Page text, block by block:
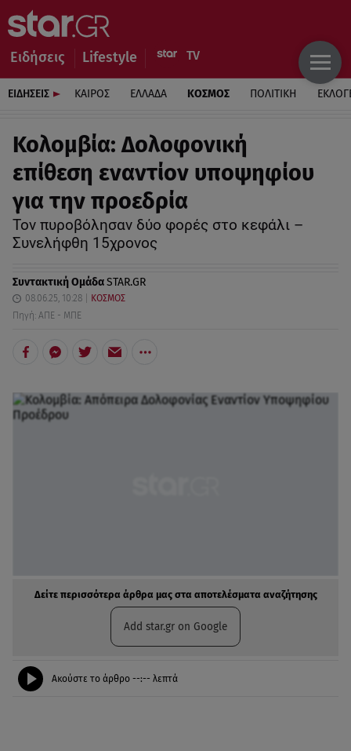
Ειδήσεις Lifestyle
ΕΙΔΗΣΕΙΣ ΚΑΙΡΟΣ ΕΛΛΑΔΑ ΚΟΣΜΟΣ ΠΟΛΙΤΙΚΗ
Κολομβία: Δολοφονική
επίθεση εναντίον υποψηφίου
για την προεδρία
Τον πυροβόλησαν δύο φορές στο κεφάλι –
Συνελήφθη 15χρονος
Συντακτική ΟμάδαSTAR.GR
08.06.25, 10:28
ΚΟΣΜΟΣ
Πηγή: ΑΠΕ - ΜΠΕ
Δείτε περισσότερα άρθρα μας στα αποτελέσματα αναζήτησης
Add star.gr on Google
Ακούστε το άρθρο --:-- λεπτά